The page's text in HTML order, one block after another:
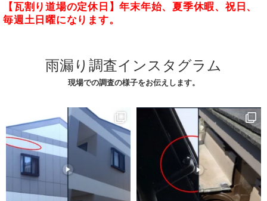
【瓦割り道場の定休日】年末年始、夏季休暇、祝日、
毎週土日曜になります。
雨漏り調査インスタグラム
現場での調査の様子をお伝えします。